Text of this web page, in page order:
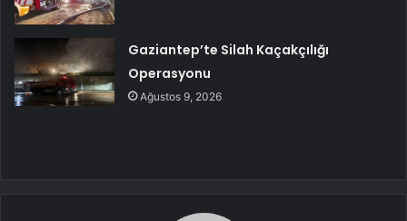
Gaziantep’te Silah Kaçakçılığı
Operasyonu
Ağustos 9, 2026